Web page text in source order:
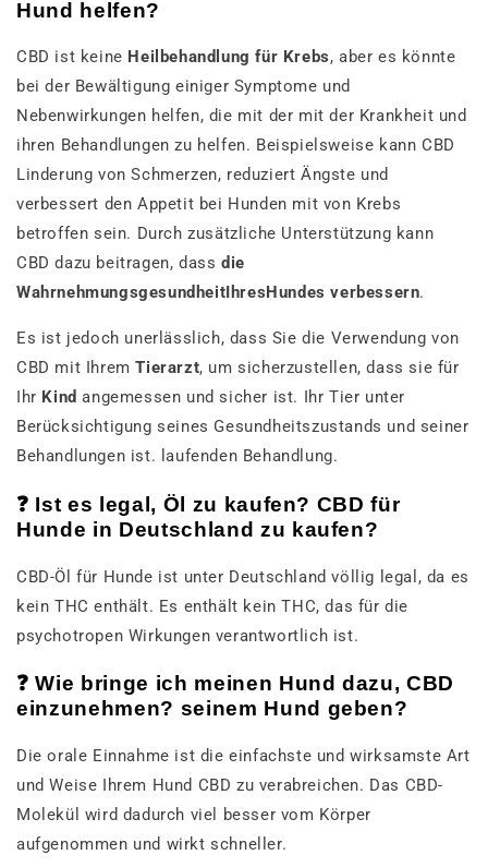
Hund helfen?
CBD ist keine Heilbehandlung für Krebs, aber es könnte
bei der Bewältigung einiger Symptome und
Nebenwirkungen helfen, die mit der mit der Krankheit und
ihren Behandlungen zu helfen. Beispielsweise kann CBD
Linderung von Schmerzen, reduziert Ängste und
verbessert den Appetit bei Hunden mit von Krebs
betroffen sein. Durch zusätzliche Unterstützung kann
CBD dazu beitragen, dassdie
WahrnehmungsgesundheitIhres Hundes verbessern.
Es ist jedoch unerlässlich, dass Sie die Verwendung von
CBD mit IhremTierarzt, um sicherzustellen, dass sie für
Ihr Kind angemessen und sicher ist. Ihr Tier unter
Berücksichtigung seines Gesundheitszustands und seiner
Behandlungen ist. laufenden Behandlung.
❓ Ist es legal, Öl zu kaufen? CBD für
Hunde in Deutschland zu kaufen?
CBD-Öl für Hunde ist unter Deutschland völlig legal, da es
kein THC enthält. Es enthält kein THC, das für die
psychotropen Wirkungen verantwortlich ist.
❓ Wie bringe ich meinen Hund dazu, CBD
einzunehmen? seinem Hund geben?
Die orale Einnahme ist die einfachste und wirksamste Art
und Weise Ihrem Hund CBD zu verabreichen. Das CBD-
Molekül wird dadurch viel besser vom Körper
aufgenommen und wirkt schneller.